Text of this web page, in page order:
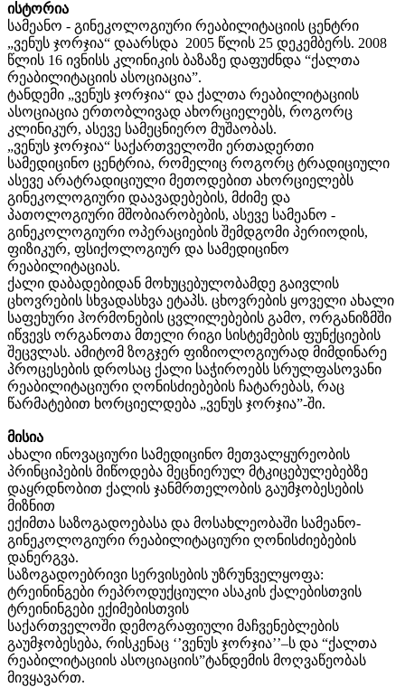
ისტორია
სამეანო - გინეკოლოგიური რეაბილიტაციის ცენტრი
„ვენუს ჯორჯია“ დაარსდა 2005 წლის 25 დეკემბერს. 2008
წლის 16 ივნისს კლინიკის ბაზაზე დაფუძნდა “ქალთა
რეაბილიტაციის ასოციაცია”.
ტანდემი „ვენუს ჯორჯია“ და ქალთა რეაბილიტაციის
ასოციაცია ერთობლივად ახორციელებს, როგორც
კლინიკურ, ასევე სამეცნიერო მუშაობას.
„ვენუს ჯორჯია“ საქართველოში ერთადერთი
სამედიცინო ცენტრია, რომელიც როგორც ტრადიციული
ასევე არატრადიციული მეთოდებით ახორციელებს
გინეკოლოგიური დაავადებების, მძიმე და
პათოლოგიური მშობიარობების, ასევე სამეანო -
გინეკოლოგიური ოპერაციების შემდგომი პერიოდის,
ფიზიკურ, ფსიქოლოგიურ და სამედიცინო
რეაბილიტაციას.
ქალი დაბადებიდან მოხუცებულობამდე გაივლის
ცხოვრების სხვადასხვა ეტაპს. ცხოვრების ყოველი ახალი
საფეხური ჰორმონების ცვლილებების გამო, ორგანიზმში
იწვევს ორგანოთა მთელი რიგი სისტემების ფუნქციების
შეცვლას. ამიტომ ზოგჯერ ფიზიოლოგიურად მიმდინარე
პროცესების დროსაც ქალი საჭიროებს სრულფასოვანი
რეაბილიტაციური ღონისძიებების ჩატარებას, რაც
წარმატებით ხორციელდება „ვენუს ჯორჯია”-ში.
მისია
ახალი ინოვაციური სამედიცინო მეთვალყურეობის
პრინციპების მიწოდება მეცნიერულ მტკიცებულებებზე
დაყრდნობით ქალის ჯანმრთელობის გაუმჯობესების
მიზნით
ექიმთა საზოგადოებასა და მოსახლეობაში სამეანო-
გინეკოლოგიური რეაბილიტაციური ღონისძიებების
დანერგვა.
საზოგადოებრივი სერვისების უზრუნველყოფა:
ტრეინინგები რეპროდუქციული ასაკის ქალებისთვის
ტრეინინგები ექიმებისთვის
საქართველოში დემოგრაფიული მაჩვენებლების
გაუმჯობესება, რისკენაც ‘’ვენუს ჯორჯია’’–ს და “ქალთა
რეაბილიტაციის ასოციაციის”ტანდემის მოღვაწეობას
მივყავართ.